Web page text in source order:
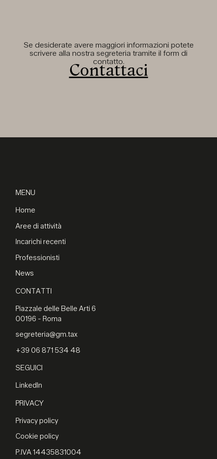
Se desiderate avere maggiori informazioni potete
scrivere alla nostra segreteria tramite il form di
contatto.
Contattaci
MENU
Home
Aree di attività
Incarichi recenti
Professionisti
News
CONTATTI
Piazzale delle Belle Arti 6
00196 - Roma
segreteria@gm.tax
+39 06 871 534 48
SEGUICI
LinkedIn
PRIVACY
Privacy policy
Cookie policy
P.IVA 14435831004